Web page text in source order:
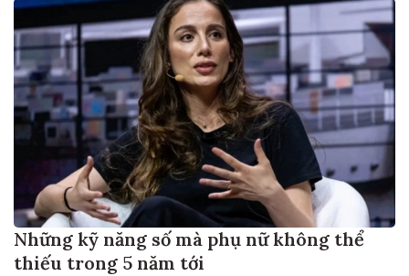
Những kỹ năng số mà phụ nữ không thể
thiếu trong 5 năm tới